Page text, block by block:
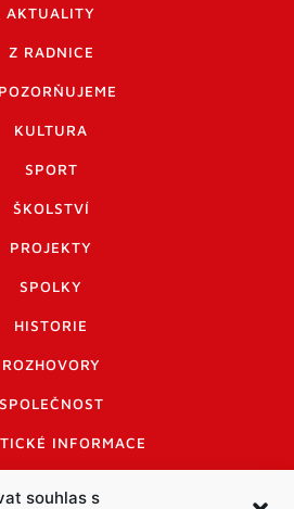
souhlas s
AKTUALITY
Z RADNICE
KULTURA
SPORT
ŠKOLSTVÍ
PROJEKTY
SPOLKY
HISTORIE
ROZHOVORY
SPOLEČNOST
INFORMACE